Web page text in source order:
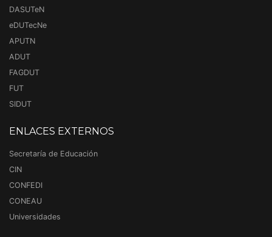
DASUTeN
eDUTecNe
APUTN
ADUT
FAGDUT
FUT
SIDUT
ENLACES EXTERNOS
Secretaría de Educación
CIN
CONFEDI
CONEAU
Universidades